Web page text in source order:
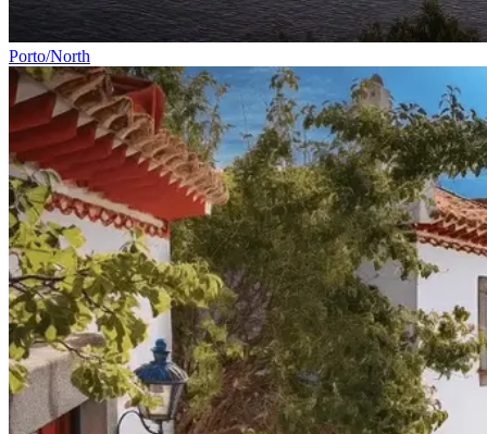
a partir de 1608,00 €
Porto/North